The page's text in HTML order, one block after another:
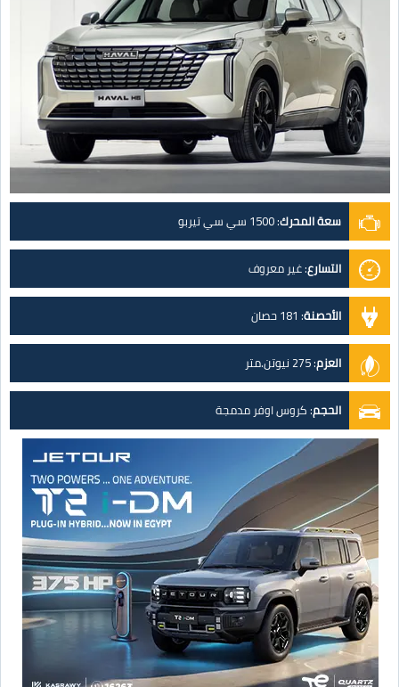
سعة المحرك:1500 سي سي تيربو
التسارع:غير معروف
الأحصنة: 181 حصان
العزم:275 نيوتن.متر
الحجم:كروس اوفر مدمجة